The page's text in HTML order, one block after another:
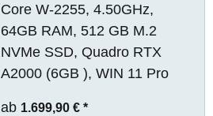
Core W-2255, 4.50GHz,
64GB RAM, 512 GB M.2
NVMe SSD, Quadro RTX
A2000 (6GB ), WIN 11 Pro
ab 1.699,90 € *